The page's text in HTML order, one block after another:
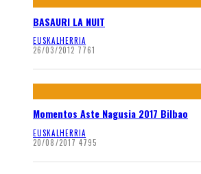
BASAURI LA NUIT
EUSKALHERRIA
26/03/2012 7761
Momentos Aste Nagusia 2017 Bilbao
EUSKALHERRIA
20/08/2017 4795